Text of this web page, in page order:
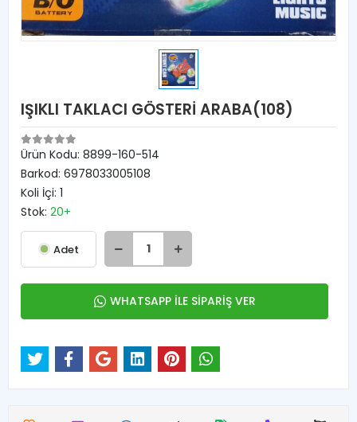
IŞIKLI TAKLACI GÖSTERİ ARABA(108)
Ürün Kodu: 8899-160-514
Barkod: 6978033005108
Koli İçi: 1
Stok: 20+
Adet
WHATSAPP İLE SİPARİŞ VER